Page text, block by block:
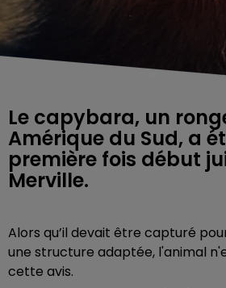
Le capybara, un
Amérique du Sud, a
première fois début
Merville.
Alors qu’il devait être capturé
une structure adaptée, l'animal
cette avis.